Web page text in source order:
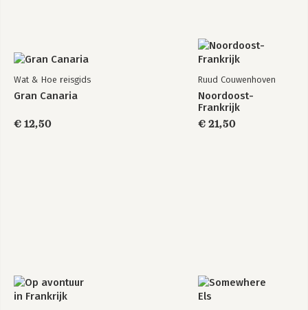
Wat & Hoe reisgids
Gran Canaria
€ 12,50
Ruud Couwenhoven
Noordoost-
Frankrijk
€ 21,50